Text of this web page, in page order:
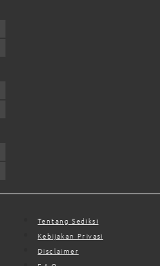
Tentang Sediksi
Kebijakan Privasi
Disclaimer